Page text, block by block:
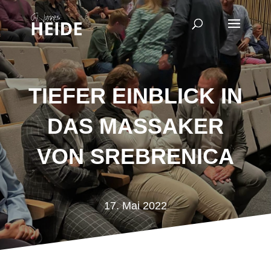
TIEFER EINBLICK IN
DAS MASSAKER
VON SREBRENICA
17. Mai 2022